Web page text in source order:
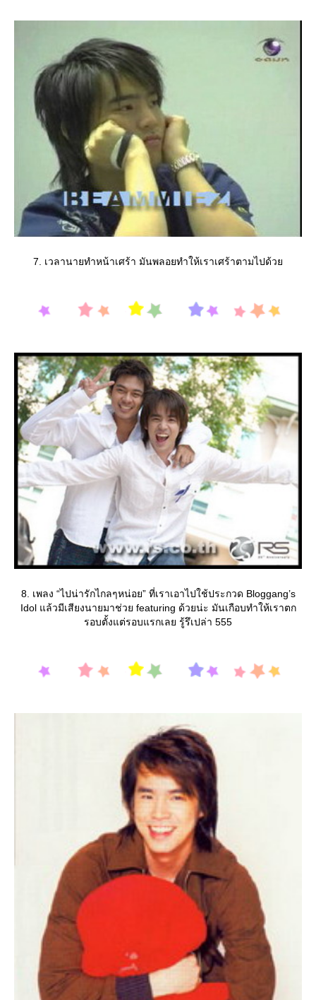
7. เวลานายทำหน้าเศร้า มันพลอยทำให้เราเศร้าตามไปด้ว
8. เพลง “ไปน่ารักไกลๆหน่อย” ที่เราเอาไปใช้ประกวด Bloggang’s
Idol แล้วมีเสียงนายมาช่วย featuring ด้วยน่ะ มันเกือบทำให้เราตก
รอบตั้งแต่รอบแรกเลย รู้รึเปล่า 555